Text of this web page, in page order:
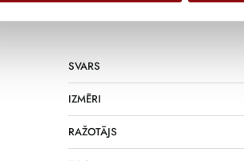
SVARS
IZMĒRI
RAŽOTĀJS